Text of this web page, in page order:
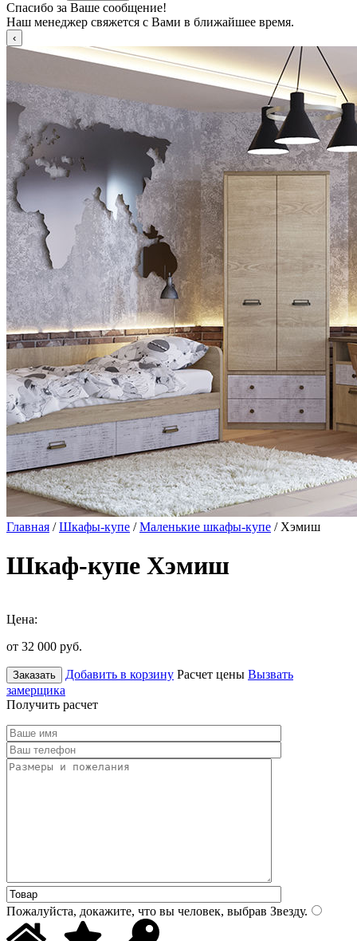
Спасибо за Ваше сообщение!
Наш менеджер свяжется с Вами в ближайшее время.
Главная /Шкафы-купе /Маленькие шкафы-купе / Хэмиш
Шкаф-купе Хэмиш
Цена:
от 32 000 руб.
Заказать Добавить в корзину Расчет цены Вызвать
замерщика
Получить расчет
Пожалуйста, докажите, что вы человек, выбрав Звезду.